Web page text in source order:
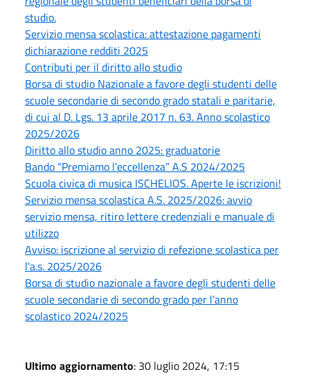
studio.
Servizio mensa scolastica: attestazione pagamenti
dichiarazione redditi 2025
Contributi per il diritto allo studio
Borsa di studio Nazionale a favore degli studenti delle
scuole secondarie di secondo grado statali e paritarie,
di cui al D. Lgs. 13 aprile 2017 n. 63. Anno scolastico
2025/2026
Diritto allo studio anno 2025: graduatorie
Bando “Premiamo l’eccellenza” A.S 2024/2025
Scuola civica di musica ISCHELIOS. Aperte le iscrizioni!
Servizio mensa scolastica A.S. 2025/2026: avvio
servizio mensa, ritiro lettere credenziali e manuale di
utilizzo
Avviso: iscrizione al servizio di refezione scolastica per
l'a.s. 2025/2026
Borsa di studio nazionale a favore degli studenti delle
scuole secondarie di secondo grado per l’anno
scolastico 2024/2025
Ultimo aggiornamento: 30 luglio 2024, 17:15